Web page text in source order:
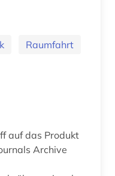
Raumfahrt
auf das Produkt
Archive